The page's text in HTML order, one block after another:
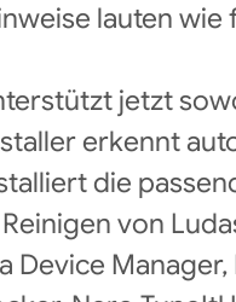
lauten wie
jetzt
erkennt
die
von
Device Manager,